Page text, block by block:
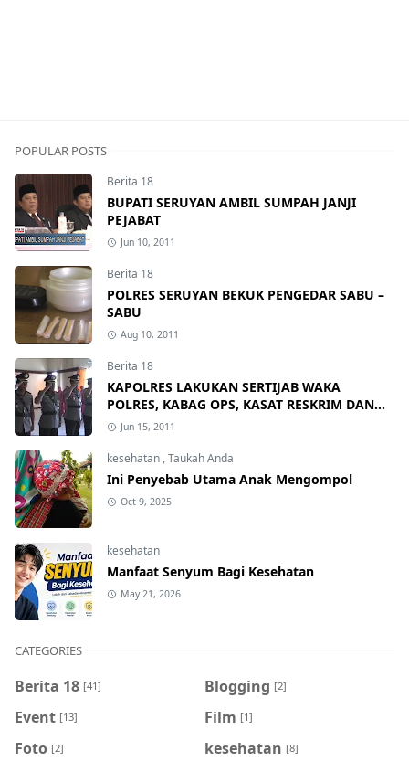
POPULAR POSTS
Berita 18
BUPATI SERUYAN AMBIL SUMPAH JANJI
PEJABAT
Jun 10, 2011
Berita 18
POLRES SERUYAN BEKUK PENGEDAR SABU –
SABU
Aug 10, 2011
Berita 18
KAPOLRES LAKUKAN SERTIJAB WAKA
POLRES, KABAG OPS, KASAT RESKRIM DAN
KAPOLSEK
Jun 15, 2011
kesehatan ,Taukah Anda
Ini Penyebab Utama Anak Mengompol
Oct 9, 2025
kesehatan
Manfaat Senyum Bagi Kesehatan
May 21, 2026
CATEGORIES
Berita 18 [41] Blogging [2]
Event [13] Film [1]
Foto [2] kesehatan [8]